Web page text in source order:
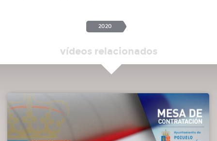
2020
vídeos relacionados